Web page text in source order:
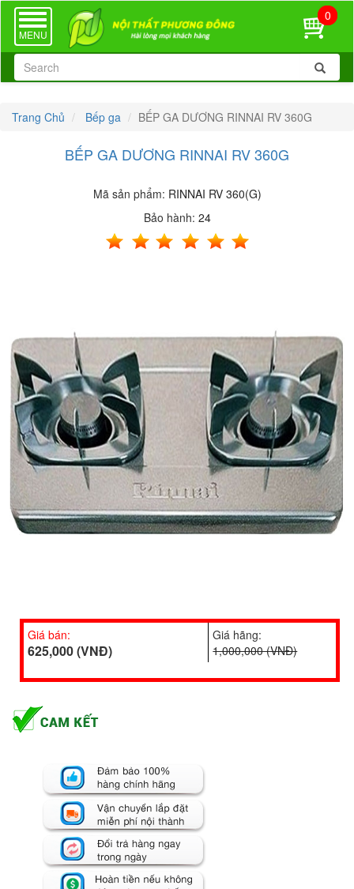
TOGGLE
NAVIGATION
MENU
0
Trang Chủ Bếp ga BẾP GA DƯƠNG RINNAI RV 360G
BẾP GA DƯƠNG RINNAI RV 360G
Mã sản phẩm: RINNAI RV 360(G)
Bảo hành: 24
Giá bán:
625,000 (VNĐ)
Giá hãng:
1,000,000 (VNĐ)